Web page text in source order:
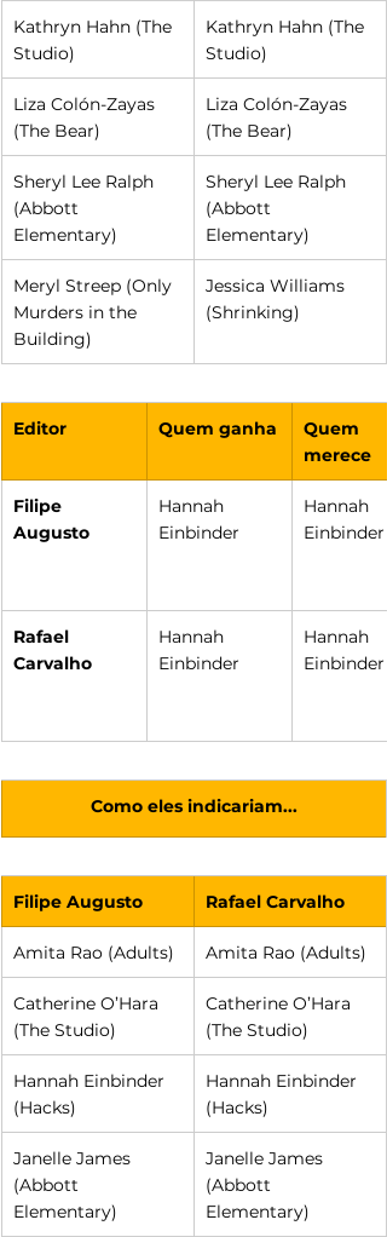
Kathryn Hahn (The
Studio)
Kathryn Hahn (The
Studio)
Liza Colón-Zayas
(The Bear)
Liza Colón-Zayas
(The Bear)
Sheryl Lee Ralph
(Abbott
Elementary)
Sheryl Lee Ralph
(Abbott
Elementary)
Meryl Streep (Only
Murders in the
Building)
Jessica Williams
(Shrinking)
Editor Quem ganha
Quem
merece
Filipe
Augusto
Hannah
Einbinder
Hannah
Einbinder
Rafael
Carvalho
Hannah
Einbinder
Hannah
Einbinder
Como eles indicariam...
Filipe Augusto Rafael Carvalho
Amita Rao (Adults) Amita Rao (Adults)
Catherine O’Hara
(The Studio)
Catherine O’Hara
(The Studio)
Hannah Einbinder
(Hacks)
Hannah Einbinder
(Hacks)
Janelle James
(Abbott
Elementary)
Janelle James
(Abbott
Elementary)